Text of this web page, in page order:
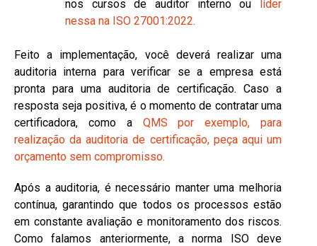
nos cursos de auditor interno ou líder
nessa na ISO 27001:2022.
Feito a implementação, você deverá realizar uma
auditoria interna para verificar se a empresa está
pronta para uma auditoria de certificação. Caso a
resposta seja positiva, é o momento de contratar uma
certificadora, como a QMS por exemplo, para
realização da auditoria de certificação, peça aqui um
orçamento sem compromisso.
Após a auditoria, é necessário manter uma melhoria
contínua, garantindo que todos os processos estão
em constante avaliação e monitoramento dos riscos.
Como falamos anteriormente, a norma ISO deve